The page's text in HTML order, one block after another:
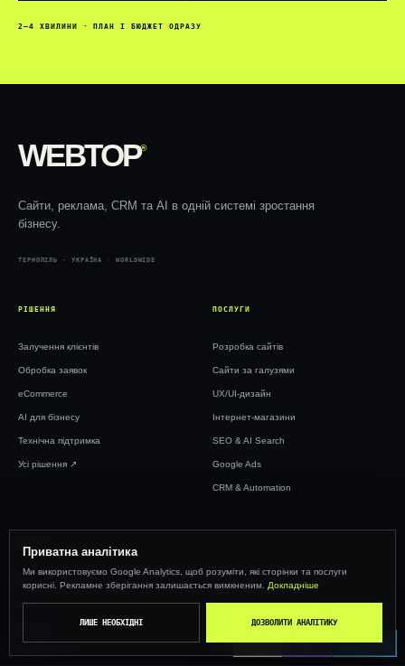
2–4 ХВИЛИНИ · ПЛАН І БЮДЖЕТ ОДРАЗУ
WEBTOP®
Сайти, реклама, CRM та AI в одній системі зростання
бізнесу.
ТЕРНОПІЛЬ · УКРАЇНА · WORLDWIDE
РІШЕННЯ
Залучення клієнтів
Обробка заявок
eCommerce
AI для бізнесу
Технічна підтримка
Усі рішення ↗︎
ПОСЛУГИ
Розробка сайтів
Сайти за галузями
UX/UI-дизайн
Інтернет-магазини
SEO & AI Search
Google Ads
CRM & Automation
Ціни
CALL VIBER TELEGRAM
Приватна аналітика
Ми використовуємо Google Analytics, щоб розуміти, які сторінки та послуги
корисні. Рекламне зберігання залишається вимкненим. Докладніше
ЛИШЕ НЕОБХІДНІ ДОЗВОЛИТИ АНАЛІТИКУ